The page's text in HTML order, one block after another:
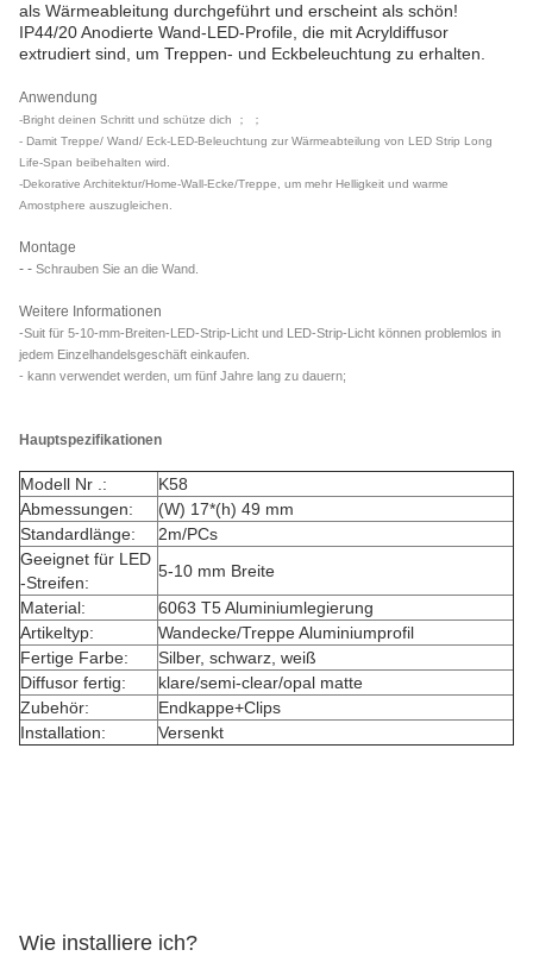
als Wärmeableitung durchgeführt und erscheint als schön!
IP44/20 Anodierte Wand-LED-Profile, die mit Acryldiffusor
extrudiert sind, um Treppen- und Eckbeleuchtung zu erhalten.
Anwendung
-Bright deinen Schritt und schütze dich ； ；
- Damit Treppe/ Wand/ Eck-LED-Beleuchtung zur Wärmeabteilung von LED Strip Long
Life-Span beibehalten wird.
-Dekorative Architektur/Home-Wall-Ecke/Treppe, um mehr Helligkeit und warme
Amostphere auszugleichen.
Montage
- - Schrauben Sie an die Wand.
Weitere Informationen
-Suit für 5-10-mm-Breiten-LED-Strip-Licht und LED-Strip-Licht können problemlos in
jedem Einzelhandelsgeschäft einkaufen.
- kann verwendet werden, um fünf Jahre lang zu dauern;
Hauptspezifikationen
Modell Nr .:
K58
Abmessungen:
(W) 17*(h) 49 mm
Standardlänge:
2m/PCs
Geeignet für LED
-Streifen:
5-10 mm Breite
Material:
6063 T5 Aluminiumlegierung
Artikeltyp:
Wandecke/Treppe Aluminiumprofil
Fertige Farbe:
Silber, schwarz, weiß
Diffusor fertig:
klare/semi-clear/opal matte
Zubehör:
Endkappe+Clips
Installation:
Versenkt
Wie installiere ich?